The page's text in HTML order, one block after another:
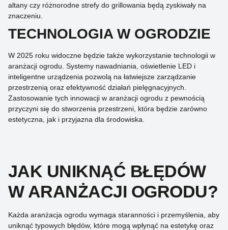
altany czy różnorodne strefy do grillowania będą zyskiwały na
znaczeniu.
TECHNOLOGIA W OGRODZIE
W 2025 roku widoczne będzie także wykorzystanie technologii w
aranżacji ogrodu. Systemy nawadniania, oświetlenie LED i
inteligentne urządzenia pozwolą na łatwiejsze zarządzanie
przestrzenią oraz efektywność działań pielęgnacyjnych.
Zastosowanie tych innowacji w aranżacji ogrodu z pewnością
przyczyni się do stworzenia przestrzeni, która będzie zarówno
estetyczna, jak i przyjazna dla środowiska.
JAK UNIKNĄĆ BŁĘDÓW
W ARANŻACJI OGRODU?
Każda aranżacja ogrodu wymaga staranności i przemyślenia, aby
uniknąć typowych błędów, które mogą wpłynąć na estetykę oraz